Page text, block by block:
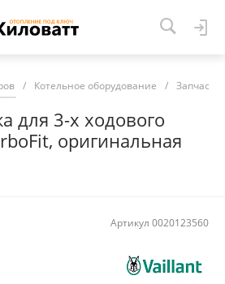
/ Котельное оборудование / Запчасти
для 3-х ходового
оригинальная
Артикул 0020123560